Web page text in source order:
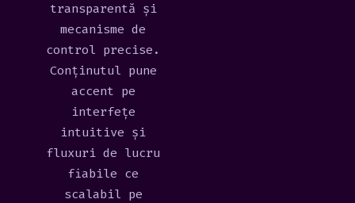
transparentă și
mecanisme de
control precise.
Conținutul pune
accent pe
interfețe
intuitive și
fluxuri de lucru
fiabile ce
scalabil pe